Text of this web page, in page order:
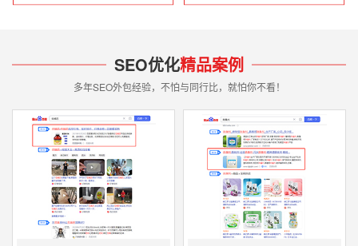
SEO优化精品案例
多年SEO外包经验，不怕与同行比，就怕你不看！